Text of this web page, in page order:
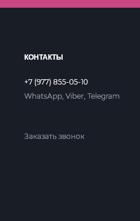
КОНТАКТЫ
+7 (977) 855-05-10
WhatsApp, Viber, Telegram
Заказать звонок